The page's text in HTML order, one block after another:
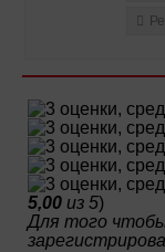
5,00 из 5)
Для того